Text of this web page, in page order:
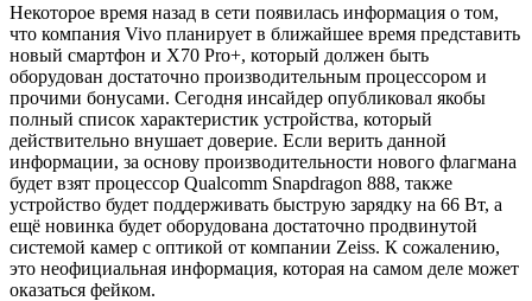
Некоторое время назад в сети появилась информация о том,
что компания Vivo планирует в ближайшее время представить
новый смартфон и X70 Pro+, который должен быть
оборудован достаточно производительным процессором и
прочими бонусами. Сегодня инсайдер опубликовал якобы
полный список характеристик устройства, который
действительно внушает доверие. Если верить данной
информации, за основу производительности нового флагмана
будет взят процессор Qualcomm Snapdragon 888, также
устройство будет поддерживать быструю зарядку на 66 Вт, а
ещё новинка будет оборудована достаточно продвинутой
системой камер с оптикой от компании Zeiss. К сожалению,
это неофициальная информация, которая на самом деле может
оказаться фейком.